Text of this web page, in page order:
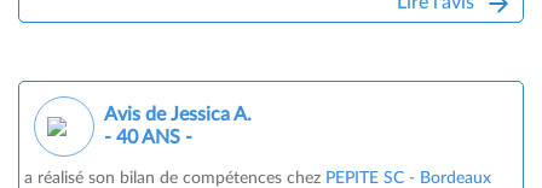
Avis de Jessica A.
- 40 ANS -
a réalisé son bilan de compétences chez PEPITE SC - Bordeaux